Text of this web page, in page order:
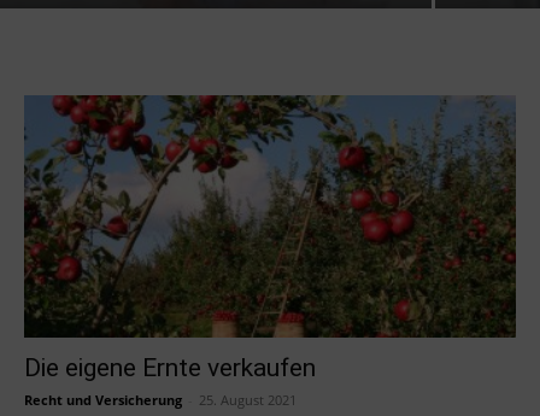
Die eigene Ernte verkaufen
Recht und Versicherung 25. August 2021